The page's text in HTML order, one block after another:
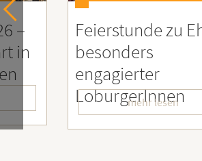
–
in
Feierstunde zu
besonders
engagierter
LoburgerInnen
mehr lesen